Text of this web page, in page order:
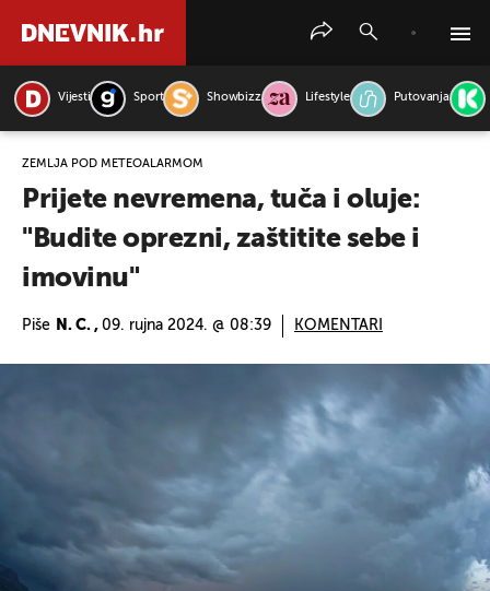
Vijesti Sport Showbizz Lifestyle Putovanja
ZEMLJA POD METEOALARMOM
Prijete nevremena, tuča i oluje:
"Budite oprezni, zaštitite sebe i
imovinu"
Piše N. C. , 09. rujna 2024. @ 08:39 KOMENTARI
PRETRAŽITE VIJESTI